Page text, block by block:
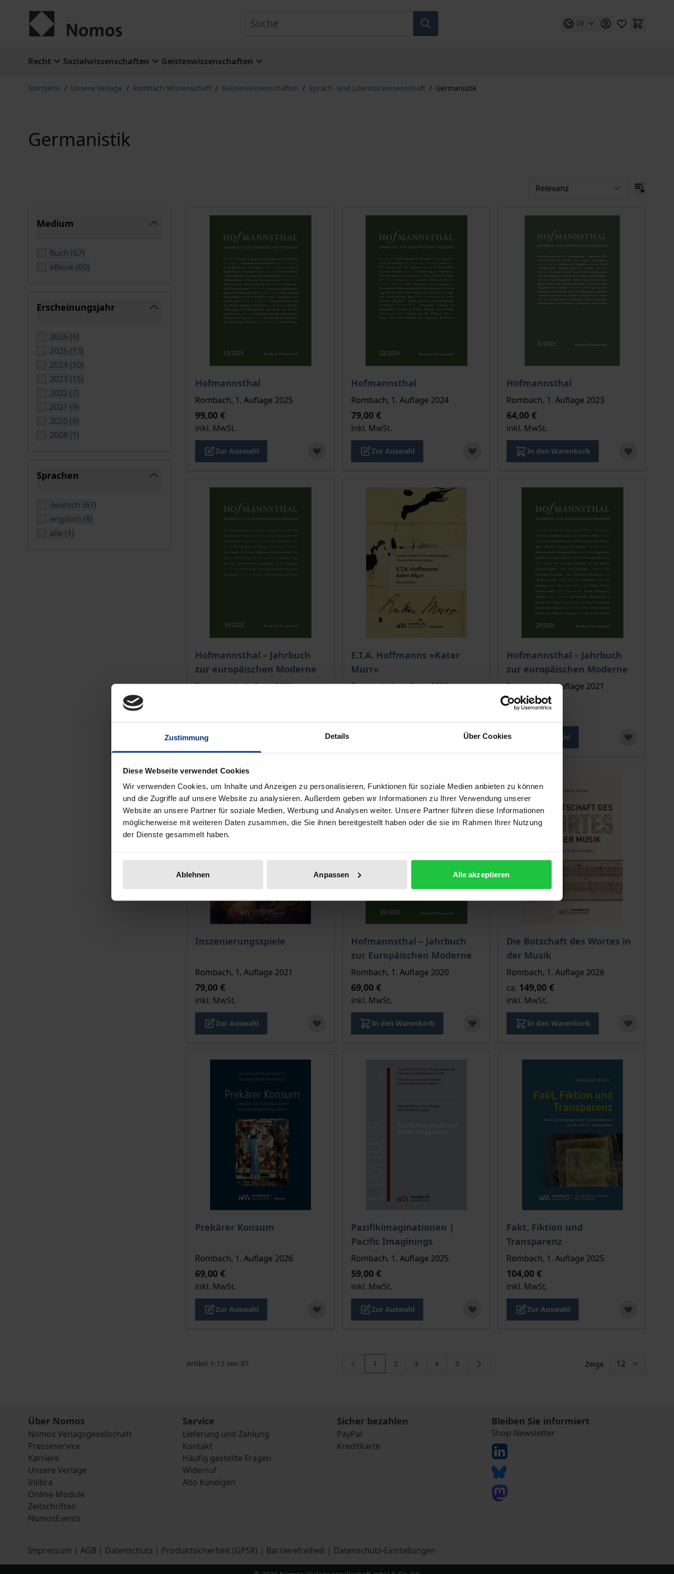
Zustimmung Details Über Cookies
Diese Webseite verwendet Cookies
Wir verwenden Cookies, um Inhalte und Anzeigen zu personalisieren, Funktionen für soziale Medien anbieten zu können
und die Zugriffe auf unsere Website zu analysieren. Außerdem geben wir Informationen zu Ihrer Verwendung unserer
Website an unsere Partner für soziale Medien, Werbung und Analysen weiter. Unsere Partner führen diese Informationen
möglicherweise mit weiteren Daten zusammen, die Sie ihnen bereitgestellt haben oder die sie im Rahmen Ihrer Nutzung
der Dienste gesammelt haben.
Ablehnen Anpassen Alle akzeptieren
DE
Recht Sozialwissenschaften Geisteswissenschaften
Startseite / Unsere Verlage / Rombach Wissenschaft / Geisteswissenschaften / Sprach- und Literaturwissenschaft / Germanistik
Germanistik
Medium
Buch (67verfügbare Produkte
)
eBook (60verfügbare Produkte
)
Erscheinungsjahr
2026 (5verfügbare Produkte
)
2025 (13verfügbare Produkte
)
2024 (10verfügbare Produkte
)
2023 (15verfügbare Produkte
)
2022 (7verfügbare Produkte
)
2021 (9verfügbare Produkte
)
2020 (9verfügbare Produkte
)
2008 (1verfügbare Produkte
)
Sprachen
deutsch (67verfügbare Produkte
)
englisch (8verfügbare Produkte
)
alle (1verfügbare Produkte
)
Hofmannsthal
Der Preis dieses Titels richtet sich nach der gewählten Produktoption auf der Produktdetailseite
Rombach, 1. Auflage 2025
99,00 €
inkl. MwSt.
Zur Auswahl
Hofmannsthal
Der Preis dieses Titels richtet sich nach der gewählten Produktoption auf der
Rombach, 1. Auflage 2024
79,00 €
inkl. MwSt.
Zur Auswahl
Hofmannsthal
Der Preis dieses Titels richtet sich nach
Rombach, 1. Auflage 2023
64,00 €
inkl. MwSt.
In den Warenkorb
Hofmannsthal – Jahrbuch
zur europäischen Moderne
Der Preis dieses Titels richtet sich nach der gewählten Produktoption auf der Produktdetailseite
Rombach, 1. Auflage 2022
E.T.A. Hoffmanns »Kater
Murr«
Der Preis dieses Titels richtet sich nach der gewählten Produktoption auf der
Rombach, 1. Auflage 2022
Hofmannsthal – Jahrbuch
zur europäischen Moderne
Der Preis dieses Titels richtet sich nach
Rombach, 1. Auflage 2021
69,00 €
inkl. MwSt.
Zur Auswahl
Inszenierungsspiele
Der Preis dieses Titels richtet sich nach der gewählten Produktoption auf der Produktdetailseite
Rombach, 1. Auflage 2021
79,00 €
inkl. MwSt.
Zur Auswahl
Hofmannsthal – Jahrbuch
zur Europäischen Moderne
Der Preis dieses Titels richtet sich nach der gewählten Produktoption auf der
Rombach, 1. Auflage 2020
69,00 €
inkl. MwSt.
In den Warenkorb
Die Botschaft des Wortes in
der Musik
Der Preis dieses Titels richtet sich nach
Rombach, 1. Auflage 2026
ca. 149,00 €
inkl. MwSt.
In den Warenkorb
Prekärer Konsum
Der Preis dieses Titels richtet sich nach der gewählten Produktoption auf der Produktdetailseite
Rombach, 1. Auflage 2026
69,00 €
inkl. MwSt.
Zur Auswahl
Pazifikimaginationen |
Pacific Imaginings
Der Preis dieses Titels richtet sich nach der gewählten Produktoption auf der
Rombach, 1. Auflage 2025
59,00 €
inkl. MwSt.
Zur Auswahl
Fakt, Fiktion und
Transparenz
Der Preis dieses Titels richtet sich nach
Rombach, 1. Auflage 2025
104,00 €
inkl. MwSt.
Zur Auswahl
Artikel 1 -12 von 67 Sie lesen gerade die Seite
1 Seite
2 Seite
3 Seite
4 Seite
5 Zeige
Über Nomos
Nomos Verlagsgesellschaft
Presseservice
Karriere
Unsere Verlage
Inlibra
Online-Module
Zeitschriften
NomosEvents
Service
Lieferung und Zahlung
Kontakt
Häufig gestellte Fragen
Widerruf
Abo kündigen
Sicher bezahlen
PayPal
Kreditkarte
Bleiben Sie informiert
Shop-Newsletter
Impressum | AGB | Datenschutz | Produktsicherheit (GPSR) | Barrierefreiheit | Datenschutz-Einstellungen